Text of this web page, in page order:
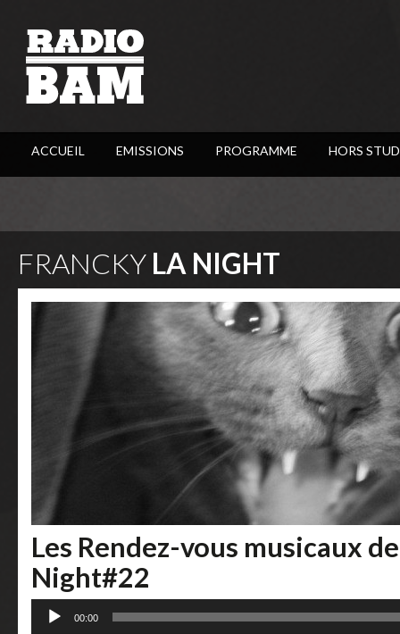
ACCUEIL EMISSIONS PROGRAMME HORS
FRANCKY LA NIGHT
Les Rendez-vous musicaux
Night#22
Lecteur
audio
00:00